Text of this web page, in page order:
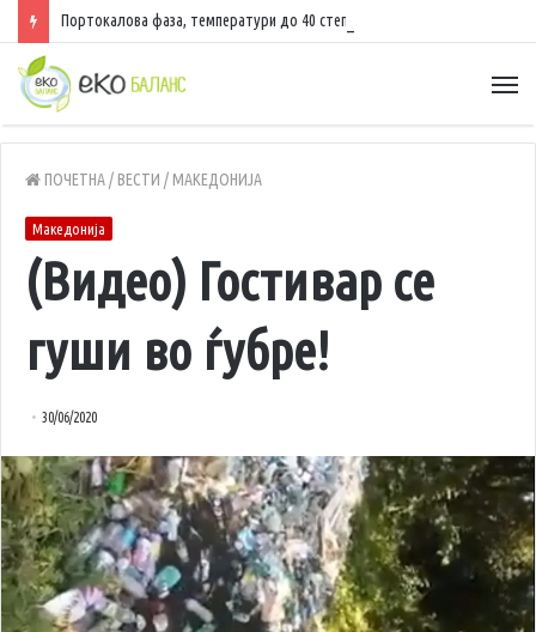
Портокалова фаза, температури до 40 степени
ПОЧЕТНА/ ВЕСТИ / МАКЕДОНИЈА
Македонија
(Видео) Гостивар се
гуши во ѓубре!
30/06/2020